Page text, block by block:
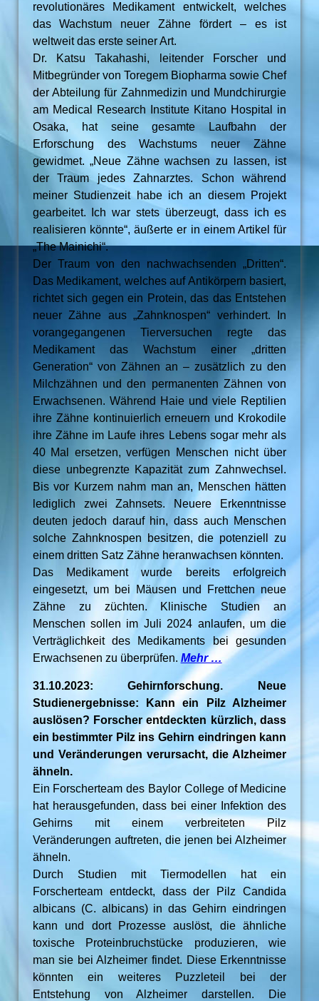
revolutionäres Medikament entwickelt, welches
das Wachstum neuer Zähne fördert – es ist
weltweit das erste seiner Art.
Dr. Katsu Takahashi, leitender Forscher und
Mitbegründer von Toregem Biopharma sowie Chef
der Abteilung für Zahnmedizin und Mundchirurgie
am Medical Research Institute Kitano Hospital in
Osaka, hat seine gesamte Laufbahn der
Erforschung des Wachstums neuer Zähne
gewidmet. „Neue Zähne wachsen zu lassen, ist
der Traum jedes Zahnarztes. Schon während
meiner Studienzeit habe ich an diesem Projekt
gearbeitet. Ich war stets überzeugt, dass ich es
realisieren könnte“, äußerte er in einem Artikel für
„The Mainichi“.
Der Traum von den nachwachsenden „Dritten“.
Das Medikament, welches auf Antikörpern basiert,
richtet sich gegen ein Protein, das das Entstehen
neuer Zähne aus „Zahnknospen“ verhindert. In
vorangegangenen Tierversuchen regte das
Medikament das Wachstum einer „dritten
Generation“ von Zähnen an – zusätzlich zu den
Milchzähnen und den permanenten Zähnen von
Erwachsenen. Während Haie und viele Reptilien
ihre Zähne kontinuierlich erneuern und Krokodile
ihre Zähne im Laufe ihres Lebens sogar mehr als
40 Mal ersetzen, verfügen Menschen nicht über
diese unbegrenzte Kapazität zum Zahnwechsel.
Bis vor Kurzem nahm man an, Menschen hätten
lediglich zwei Zahnsets. Neuere Erkenntnisse
deuten jedoch darauf hin, dass auch Menschen
solche Zahnknospen besitzen, die potenziell zu
einem dritten Satz Zähne heranwachsen könnten.
Das Medikament wurde bereits erfolgreich
eingesetzt, um bei Mäusen und Frettchen neue
Zähne zu züchten. Klinische Studien an
Menschen sollen im Juli 2024 anlaufen, um die
Verträglichkeit des Medikaments bei gesunden
Erwachsenen zu überprüfen. Mehr …
31.10.2023: Gehirnforschung. Neue
Studienergebnisse: Kann ein Pilz Alzheimer
auslösen? Forscher entdeckten kürzlich, dass
ein bestimmter Pilz ins Gehirn eindringen kann
und Veränderungen verursacht, die Alzheimer
ähneln.
Ein Forscherteam des Baylor College of Medicine
hat herausgefunden, dass bei einer Infektion des
Gehirns mit einem verbreiteten Pilz
Veränderungen auftreten, die jenen bei Alzheimer
ähneln.
Durch Studien mit Tiermodellen hat ein
Forscherteam entdeckt, dass der Pilz Candida
albicans (C. albicans) in das Gehirn eindringen
kann und dort Prozesse auslöst, die ähnliche
toxische Proteinbruchstücke produzieren, wie
man sie bei Alzheimer findet. Diese Erkenntnisse
könnten ein weiteres Puzzleteil bei der
Entstehung von Alzheimer darstellen. Die